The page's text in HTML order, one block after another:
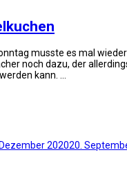
musste es mal
noch dazu, der
kann. …
202020.